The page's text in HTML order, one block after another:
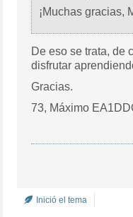
¡Muchas gracias,
De eso se trata, de
disfrutar
Gracias.
73, Máximo
Inició el tema